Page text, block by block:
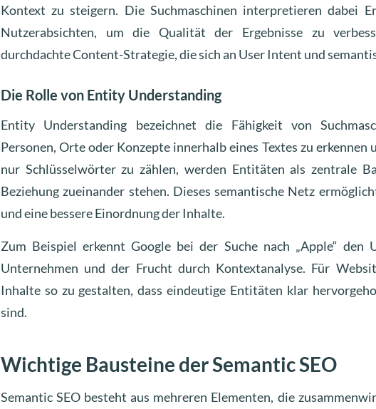
Kontext zu steigern. Die Suchmaschinen interpretieren dabei
Nutzerabsichten, um die Qualität der Ergebnisse zu
durchdachte Content-Strategie, die sich an User Intent und
Die Rolle von Entity Understanding
Entity Understanding bezeichnet die Fähigkeit von
Personen, Orte oder Konzepte innerhalb eines Textes zu erkennen
nur Schlüsselwörter zu zählen, werden Entitäten als zentrale
Beziehung zueinander stehen. Dieses semantische Netz
und eine bessere Einordnung der Inhalte.
Zum Beispiel erkennt Google bei der Suche nach „Apple“ den
Unternehmen und der Frucht durch Kontextanalyse. Für
Inhalte so zu gestalten, dass eindeutige Entitäten klar
sind.
Wichtige Bausteine der Semantic SEO
Semantic SEO besteht aus mehreren Elementen, die